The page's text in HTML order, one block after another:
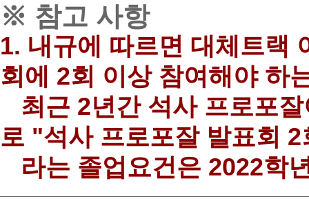
※ 참고 사항
1. 내규에 따르면 대체트랙
회에 2회 이상 참여해야 하
최근 2년간 석사 프로포
로 "석사 프로포잘 발표회
라는 졸업요건은 2022학